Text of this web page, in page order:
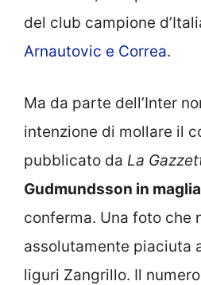
del club campione
Arnautovic e Correa.
Ma da parte dell’Inter
intenzione di mollare il
pubblicato da La
Gudmundsson in
conferma. Una foto che
assolutamente piaciuta
liguri Zangrillo. Il